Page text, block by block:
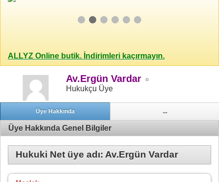
ALLYZ Online butik. İndirimleri kaçırmayın.
Av.Ergün Vardar
Hukukçu Üye
Üye Hakkında ...
Üye Hakkında Genel Bilgiler
Hukuki Net üye adı: Av.Ergün Vardar